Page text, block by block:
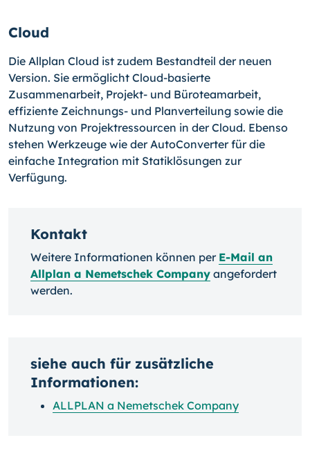
Cloud
Die Allplan Cloud ist zudem Bestandteil der neuen
Version. Sie ermöglicht Cloud-basierte
Zusammenarbeit, Projekt- und Büroteamarbeit,
effiziente Zeichnungs- und Planverteilung sowie die
Nutzung von Projektressourcen in der Cloud. Ebenso
stehen Werkzeuge wie der AutoConverter für die
einfache Integration mit Statiklösungen zur
Verfügung.
Kontakt
Weitere Informationen können per E-Mail an
Allplan a Nemetschek Company angefordert
werden.
siehe auch für zusätzliche
Informationen:
ALLPLAN a Nemetschek Company